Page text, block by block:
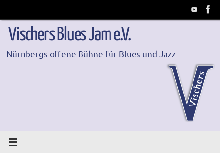
springen
Vischers Blues Jam e.V.
Nürnbergs offene Bühne für Blues und Jazz